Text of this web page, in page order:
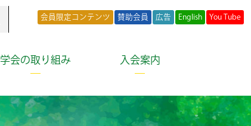
会員限定コンテンツ 賛助会員 広告 English You Tube
学会の取り組み 入会案内